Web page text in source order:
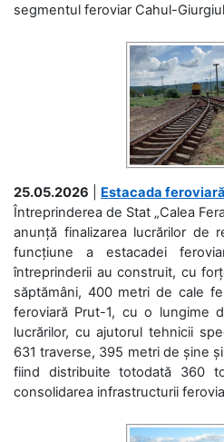
segmentul feroviar Cahul-
25.05.2026
Estacada
Întreprinderea de Stat „Calea
anunță finalizarea lucrărilor de
funcțiune a estacadei
întreprinderii au construit, cu
săptămâni, 400 metri de cale
feroviară Prut-1, cu o lungime
lucrărilor, cu ajutorul tehnicii
631 traverse, 395 metri de șine
fiind distribuite totodată 360
consolidarea infrastructurii